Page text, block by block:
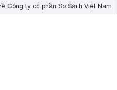
Công ty cổ phần So Sánh Việt Nam